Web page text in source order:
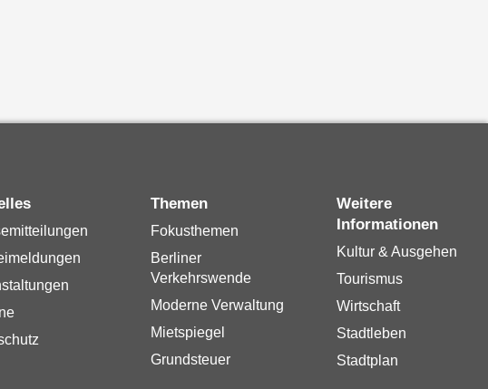
Themen
Fokusthemen
Berliner
Verkehrswende
Moderne Verwaltung
Mietspiegel
Grundsteuer
Weitere
Informationen
Kultur & Ausgehen
Tourismus
Wirtschaft
Stadtleben
Stadtplan